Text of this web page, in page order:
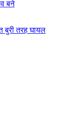
बने
बुरी तरह घायल